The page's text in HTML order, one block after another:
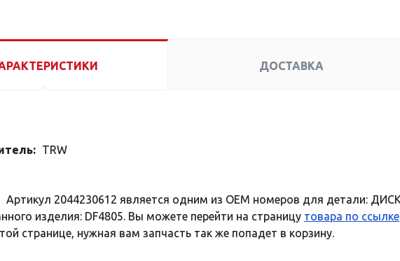
ДОСТАВКА
TRW
Артикул 2044230612 является одним из OEM номеров для детали:
изделия: DF4805. Вы можете перейти на страницу товара по ссылке
странице, нужная вам запчасть так же попадет в корзину.